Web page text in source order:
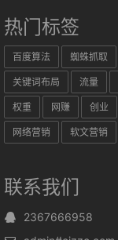
热门标签
百度算法 蜘蛛抓取
关键词布局 流量
权重 网赚 创业
网络营销 软文营销
联系我们
2367666958